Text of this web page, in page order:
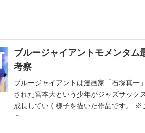
ブルージャイアントモメンタム
考察
ブルージャイアントは漫画家「石塚真一
された宮本大という少年がジャズサック
成長していく様子を描いた作品です。 ※
タ...